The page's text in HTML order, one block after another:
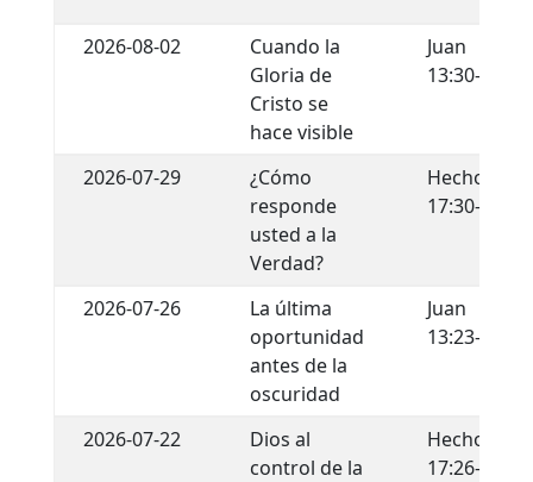
2026-08-02
Cuando la
Gloria de
Cristo se
hace visible
Juan
13:30-35
2026-07-29
¿Cómo
responde
usted a la
Verdad?
Hechos
17:30-31
2026-07-26
La última
oportunidad
antes de la
oscuridad
Juan
13:23-30
2026-07-22
Dios al
control de la
Hechos
17:26-29